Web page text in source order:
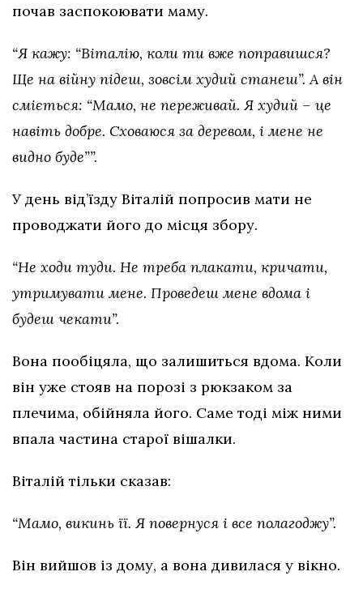
почав заспокоювати маму.
“Я кажу: “Віталію, коли ти вже поправишся?
Ще на війну підеш, зовсім худий станеш”. А він
сміється: “Мамо, не переживай. Я худий – це
навіть добре. Сховаюся за деревом, і мене не
видно буде””.
У день від’їзду Віталій попросив мати не
проводжати його до місця збору.
“Не ходи туди. Не треба плакати, кричати,
утримувати мене. Проведеш мене вдома і
будеш чекати”.
Вона пообіцяла, що залишиться вдома. Коли
він уже стояв на порозі з рюкзаком за
плечима, обійняла його. Саме тоді між ними
впала частина старої вішалки.
Віталій тільки сказав:
“Мамо, викинь її. Я повернуся і все полагоджу”.
Він вийшов із дому, а вона дивилася у вікно.